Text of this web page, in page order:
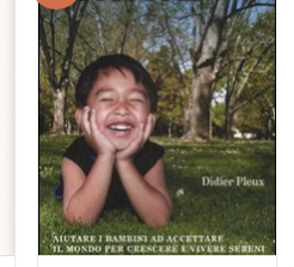
Aggiungi
alla lista
dei
desideri